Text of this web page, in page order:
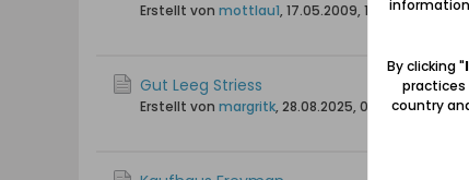
Erstellt von mottlau1, 17.05.2009, 16:21
Gut Leeg Striess
Erstellt von margritk, 28.08.2025, 04:54
By clicking "
practices
country